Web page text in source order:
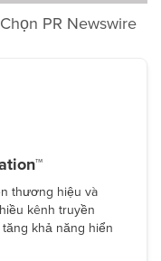
PR Newswire
thương hiệu và
kênh truyền
khả năng hiển